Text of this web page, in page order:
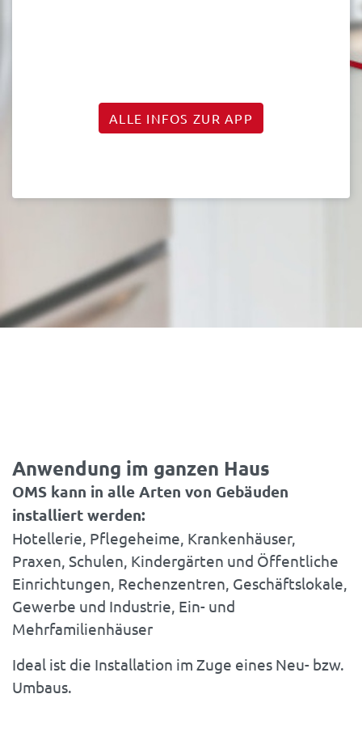
ALLE INFOS ZUR APP
Anwendung im ganzen Haus
OMS kann in alle Arten von Gebäuden
installiert werden:
Hotellerie, Pflegeheime, Krankenhäuser,
Praxen, Schulen, Kindergärten und Öffentliche
Einrichtungen, Rechenzentren, Geschäftslokale,
Gewerbe und Industrie, Ein- und
Mehrfamilienhäuser
Ideal ist die Installation im Zuge eines Neu- bzw.
Umbaus.